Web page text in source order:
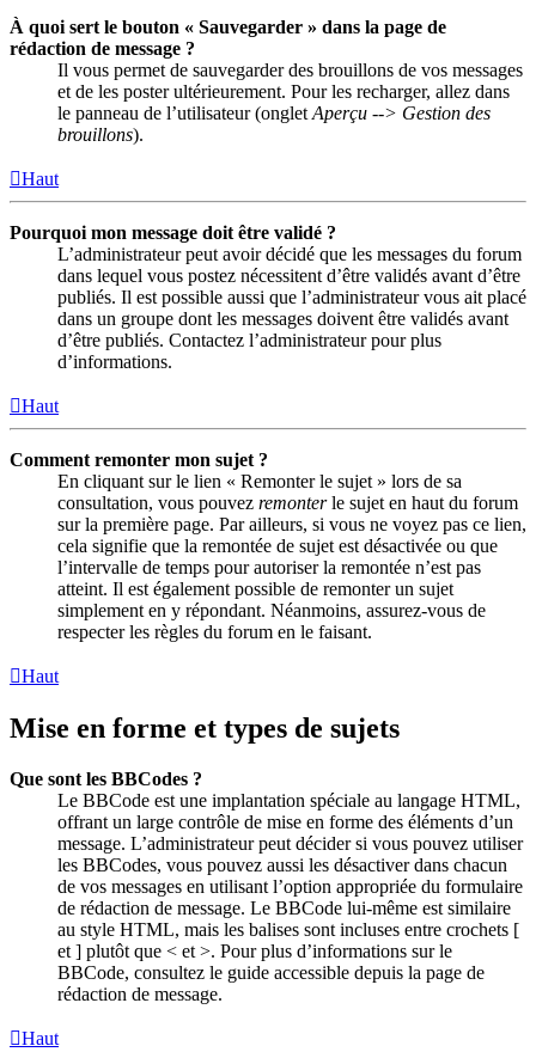
À quoi sert le bouton « Sauvegarder » dans la page de
rédaction de message ?
Il vous permet de sauvegarder des brouillons de vos messages
et de les poster ultérieurement. Pour les recharger, allez dans
le panneau de l’utilisateur (onglet Aperçu --> Gestion des
brouillons).
Haut
Pourquoi mon message doit être validé ?
L’administrateur peut avoir décidé que les messages du forum
dans lequel vous postez nécessitent d’être validés avant d’être
publiés. Il est possible aussi que l’administrateur vous ait placé
dans un groupe dont les messages doivent être validés avant
d’être publiés. Contactez l’administrateur pour plus
d’informations.
Haut
Comment remonter mon sujet ?
En cliquant sur le lien « Remonter le sujet » lors de sa
consultation, vous pouvez remonterle sujet en haut du forum
sur la première page. Par ailleurs, si vous ne voyez pas ce lien,
cela signifie que la remontée de sujet est désactivée ou que
l’intervalle de temps pour autoriser la remontée n’est pas
atteint. Il est également possible de remonter un sujet
simplement en y répondant. Néanmoins, assurez-vous de
respecter les règles du forum en le faisant.
Haut
Mise en forme et types de sujets
Que sont les BBCodes ?
Le BBCode est une implantation spéciale au langage HTML,
offrant un large contrôle de mise en forme des éléments d’un
message. L’administrateur peut décider si vous pouvez utiliser
les BBCodes, vous pouvez aussi les désactiver dans chacun
de vos messages en utilisant l’option appropriée du formulaire
de rédaction de message. Le BBCode lui-même est similaire
au style HTML, mais les balises sont incluses entre crochets [
et ] plutôt que < et >. Pour plus d’informations sur le
BBCode, consultez le guide accessible depuis la page de
rédaction de message.
Haut